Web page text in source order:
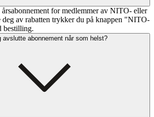
for medlemmer av NITO- eller
deg av rabatten trykker du på knappen "NITO-
bestilling.
avslutte abonnement når som helst?